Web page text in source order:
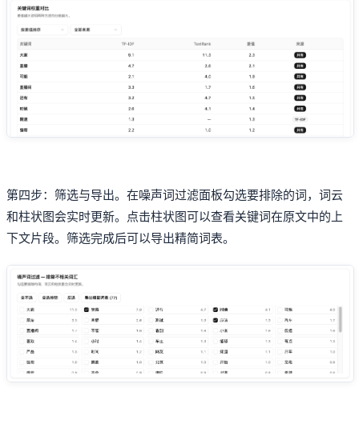
第四步：筛选与导出。在噪声词过滤面板勾选要排除的词，词云
和柱状图会实时更新。点击柱状图可以查看关键词在原文中的上
下文片段。筛选完成后可以导出精简词表。